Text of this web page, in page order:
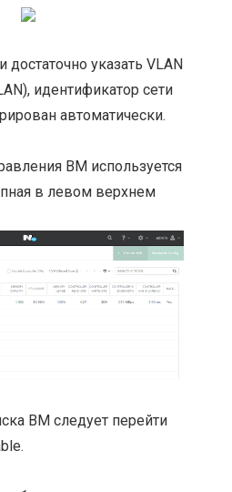
достаточно указать VLAN
идентификатор сети
автоматически.
ВМ используется
в левом верхнем
ВМ следует перейти